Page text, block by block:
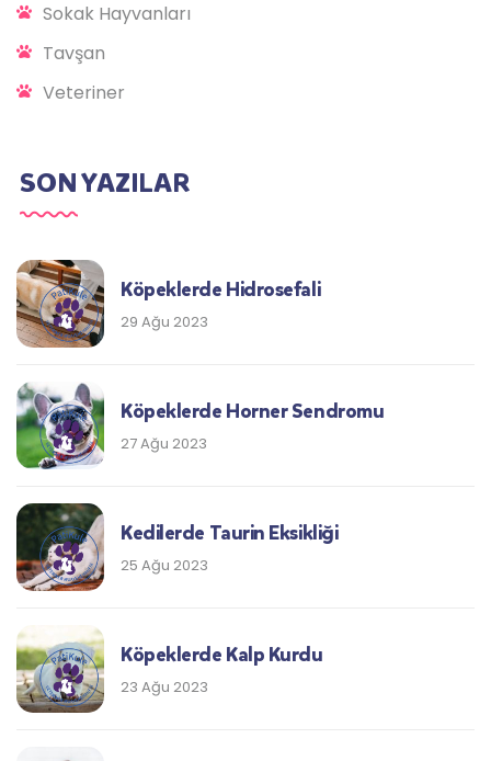
Sokak Hayvanları
Tavşan
Veteriner
SON YAZILAR
Köpeklerde Hidrosefali
29 Ağu 2023
Köpeklerde Horner Sendromu
27 Ağu 2023
Kedilerde Taurin Eksikliği
25 Ağu 2023
Köpeklerde Kalp Kurdu
23 Ağu 2023